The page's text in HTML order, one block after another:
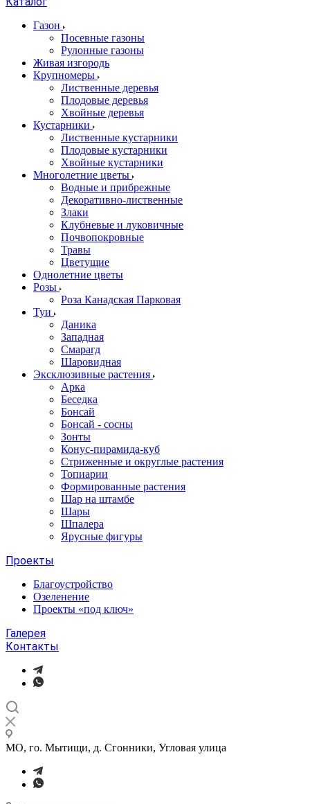
Газон
Посевные газоны
Рулонные газоны
Живая изгородь
Крупномеры
Лиственные деревья
Плодовые деревья
Хвойные деревья
Кустарники
Лиственные кустарники
Плодовые кустарники
Хвойные кустарники
Многолетние цветы
Водные и прибрежные
Декоративно-лиственные
Злаки
Клубневые и луковичные
Почвопокровные
Травы
Цветущие
Однолетние цветы
Розы
Роза Канадская Парковая
Туи
Даника
Западная
Смарагд
Шаровидная
Эксклюзивные растения
Арка
Беседка
Бонсай
Бонсай - сосны
Зонты
Конус-пирамида-куб
Стриженные и округлые растения
Топиарии
Формированные растения
Шар на штамбе
Шары
Шпалера
Ярусные фигуры
Проекты
Благоустройство
Озеленение
Проекты «под ключ»
Галерея
Контакты
МО, го. Мытищи, д. Сгонники, Угловая улица